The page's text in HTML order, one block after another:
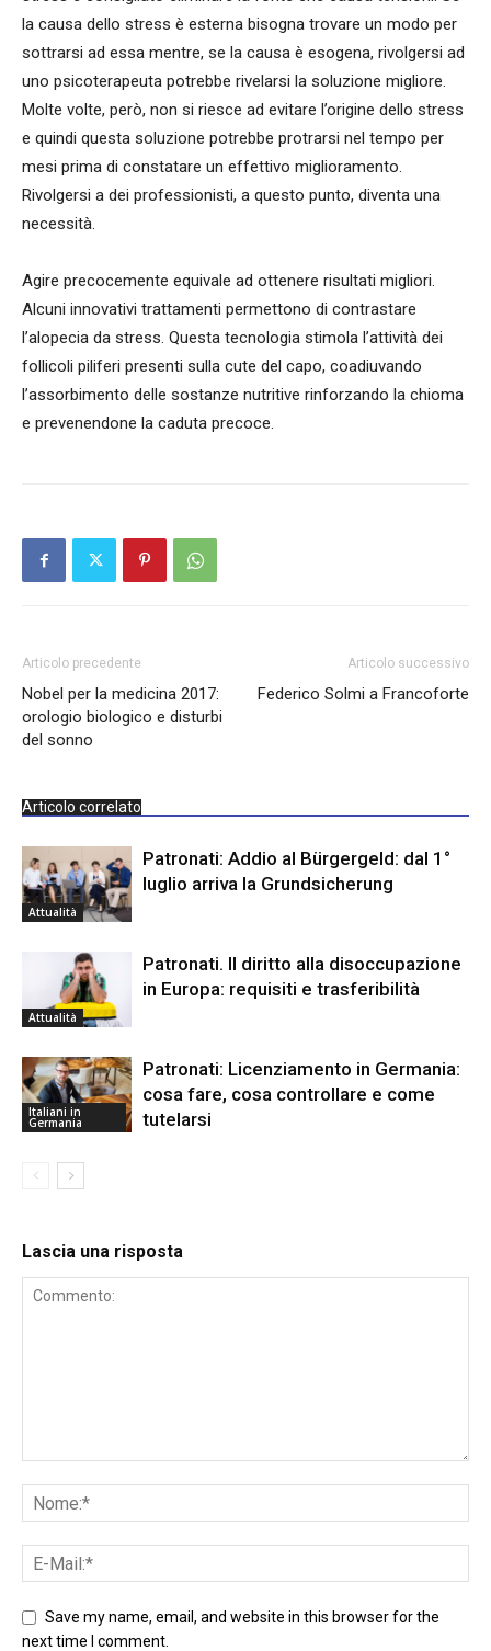
la causa dello stress è esterna bisogna trovare un modo per
sottrarsi ad essa mentre, se la causa è esogena, rivolgersi ad
uno psicoterapeuta potrebbe rivelarsi la soluzione migliore.
Molte volte, però, non si riesce ad evitare l’origine dello stress
e quindi questa soluzione potrebbe protrarsi nel tempo per
mesi prima di constatare un effettivo miglioramento.
Rivolgersi a dei professionisti, a questo punto, diventa una
necessità.
Agire precocemente equivale ad ottenere risultati migliori.
Alcuni innovativi trattamenti permettono di contrastare
l’alopecia da stress. Questa tecnologia stimola l’attività dei
follicoli piliferi presenti sulla cute del capo, coadiuvando
l’assorbimento delle sostanze nutritive rinforzando la chioma
e prevenendone la caduta precoce.
Articolo precedente
Nobel per la medicina 2017:
orologio biologico e disturbi
del sonno
Articolo successivo
Federico Solmi a Francoforte
Articolo correlato
Attualità
Patronati: Addio al Bürgergeld: dal 1°
luglio arriva la Grundsicherung
Attualità
Patronati. Il diritto alla disoccupazione
in Europa: requisiti e trasferibilità
Italiani in
Germania
Patronati: Licenziamento in Germania:
cosa fare, cosa controllare e come
tutelarsi
Lascia una risposta
Save my name, email, and website in this browser for the
next time I comment.